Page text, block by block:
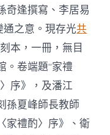
奇逢撰寫、李居易
通之意。現存光共
本，一冊，無目
。卷端題“家禮
序》，及潘江
孫夏峰師長教師
家禮酌〉序》、衛